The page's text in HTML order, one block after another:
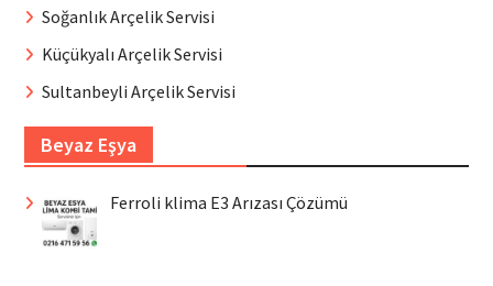
Soğanlık Arçelik Servisi
Küçükyalı Arçelik Servisi
Sultanbeyli Arçelik Servisi
Beyaz Eşya
Ferroli klima E3 Arızası Çözümü